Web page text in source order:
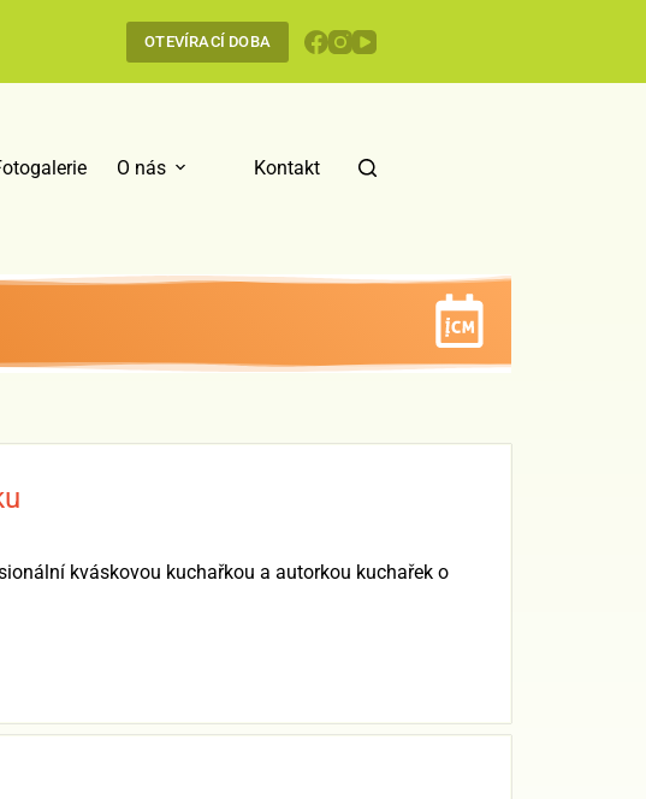
OTEVÍRACÍ DOBA
O nás Kontakt
kváskovou kuchařkou a autorkou kuchařek o